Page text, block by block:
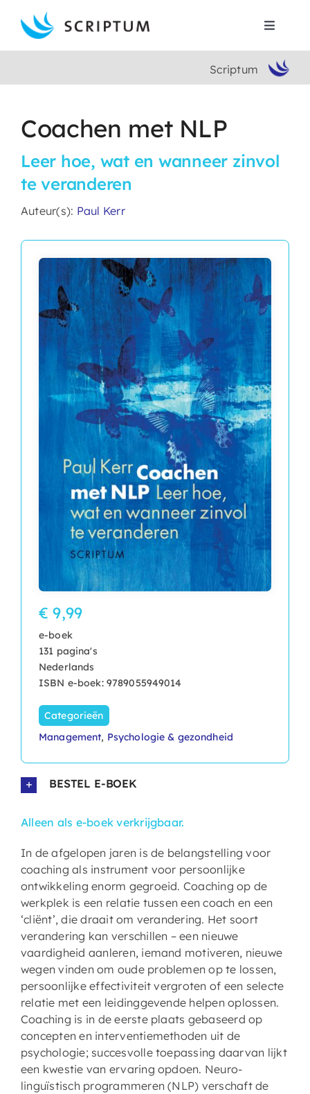
content
Toggle
Boeken
Auteurs
Contact
Search
Scriptum
Coachen met NLP
Leer hoe, wat en wanneer zinvol
te veranderen
Auteur(s): Paul Kerr
€ 9,99
e-boek
131 pagina's
Nederlands
ISBN e-boek: 9789055949014
Categorieën
Management, Psychologie & gezondheid
BESTEL E-BOEK
Alleen als e-boek verkrijgbaar.
In de afgelopen jaren is de belangstelling voor
coaching als instrument voor persoonlijke
ontwikkeling enorm gegroeid. Coaching op de
werkplek is een relatie tussen een coach en een
‘cliënt’, die draait om verandering. Het soort
verandering kan verschillen – een nieuwe
vaardigheid aanleren, iemand motiveren, nieuwe
wegen vinden om oude problemen op te lossen,
persoonlijke effectiviteit vergroten of een selecte
relatie met een leidinggevende helpen oplossen.
Coaching is in de eerste plaats gebaseerd op
concepten en interventiemethoden uit de
psychologie; succesvolle toepassing daarvan lijkt
een kwestie van ervaring opdoen. Neuro-
linguïstisch programmeren (NLP) verschaft de